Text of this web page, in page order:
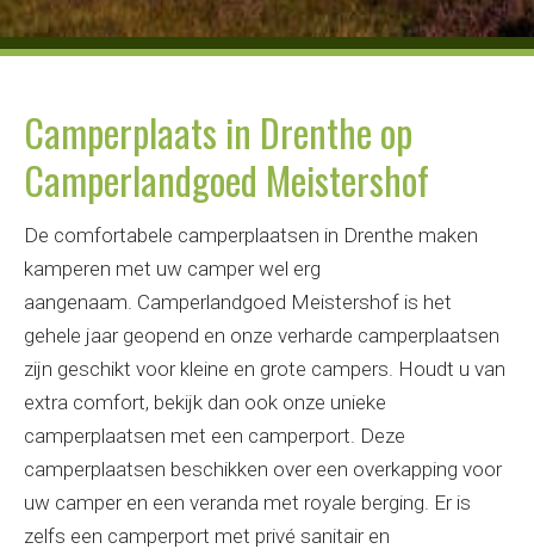
Camperplaats in Drenthe op
Camperlandgoed Meistershof
De comfortabele camperplaatsen in Drenthe maken
kamperen met uw camper wel erg
aangenaam. Camperlandgoed Meistershof is het
gehele jaar geopend en onze verharde camperplaatsen
zijn geschikt voor kleine en grote campers. Houdt u van
extra comfort, bekijk dan ook onze unieke
camperplaatsen met een camperport. Deze
camperplaatsen beschikken over een overkapping voor
uw camper en een veranda met royale berging. Er is
zelfs een camperport met privé sanitair en